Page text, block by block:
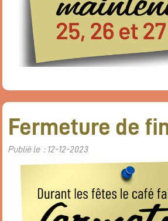
Fermeture de
Publié le : 12-12-2023